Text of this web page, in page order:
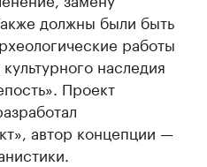
должны были быть
работы
наследия
Проект
автор концепции —